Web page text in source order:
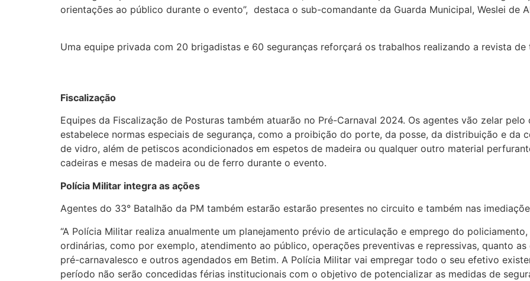
orientações ao público durante o evento”, destaca o sub-comandante da Guarda Municipal, Weslei de
Uma equipe privada com 20 brigadistas e 60 seguranças reforçará os trabalhos realizando a revista
Fiscalização
Equipes da Fiscalização de Posturas também atuarão no Pré-Carnaval 2024. Os agentes vão zelar
estabelece normas especiais de segurança, como a proibição do porte, da posse, da distribuição e da
de vidro, além de petiscos acondicionados em espetos de madeira ou qualquer outro material
cadeiras e mesas de madeira ou de ferro durante o evento.
Polícia Militar integra as ações
Agentes do 33° Batalhão da PM também estarão estarão presentes no circuito e também nas
“A Polícia Militar realiza anualmente um planejamento prévio de articulação e emprego do
ordinárias, como por exemplo, atendimento ao público, operações preventivas e repressivas, quanto
pré-carnavalesco e outros agendados em Betim. A Polícia Militar vai empregar todo o seu efetivo
período não serão concedidas férias institucionais com o objetivo de potencializar as medidas de